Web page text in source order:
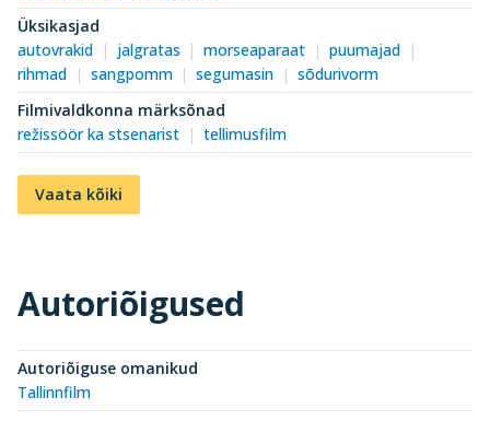
Üksikasjad
autovrakid
jalgratas morseaparaat
puumajad
rihmad
sangpomm segumasin
sõdurivorm
Filmivaldkonna märksõnad
režissöör ka stsenarist
tellimusfilm
Vaata kõiki
Autoriõigused
Autoriõiguse omanikud
Tallinnfilm